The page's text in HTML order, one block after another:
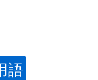
語